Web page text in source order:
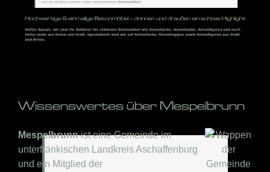
Wissenswertes über Mespelbrunn
Mespelbrunnist eine Gemeinde im
unterfränkischen Landkreis Aschaffenburg
und ein Mitglied der